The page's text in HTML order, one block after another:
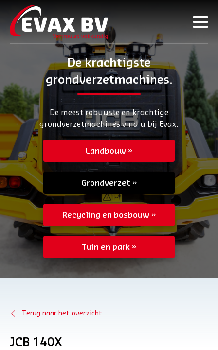
De krachtigste
grondverzetmachines.
De meest robuuste en krachtige
grondverzetmachines vind u bij Evax.
Landbouw
Grondverzet
Recycling en bosbouw
Tuin en park
Terug naar het overzicht
JCB 140X